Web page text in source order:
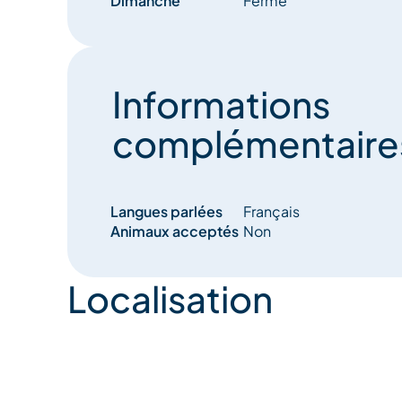
Informations
Langues parlées
Français
Animaux acceptés Non
Localisation